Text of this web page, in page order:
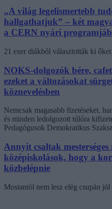
„A világ legelismertebb
hallgathatjuk” – két
a CERN nyári
21 ezer diákból választották ki
NOKS-dolgozók bére,
ezeket a változásokat
köznevelésben
Nemcsak magasabb fizetéseket,
és minden ledolgozott túlóra
Pedagógusok Demokratikus
Annyit csaltak
középiskolások, hogy a
közbelépnie
Mostantól nem lesz elég csupán